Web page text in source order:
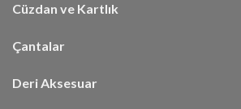
Cüzdan ve Kartlık
Çantalar
Deri Aksesuar